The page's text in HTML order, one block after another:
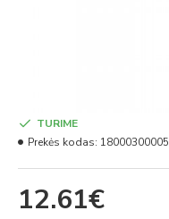
12.61€
TURIME
Prekės kodas: 18000300005